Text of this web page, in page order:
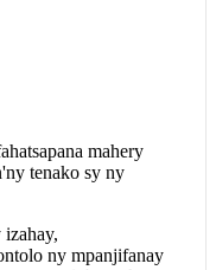
mahery
tenako sy ny
ny mpanjifanay